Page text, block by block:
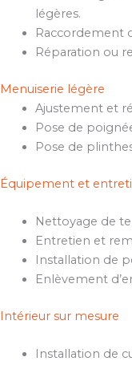
légères.
Raccordement
Réparation ou
Menuiserie légère
Ajustement et
Pose de
Pose de
Équipement et
Nettoyage de
Entretien et
Installation de
Enlèvement
Intérieur sur mesure
Installation de